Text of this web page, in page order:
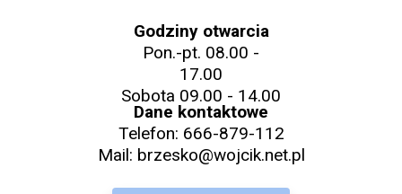
Godziny otwarcia
Pon.-pt. 08.00 -
17.00
Sobota 09.00 - 14.00
Dane kontaktowe
Telefon: 666-879-112
Mail: brzesko@wojcik.net.pl